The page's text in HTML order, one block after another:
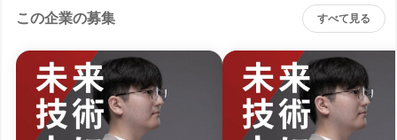
この企業の募集 すべて見る